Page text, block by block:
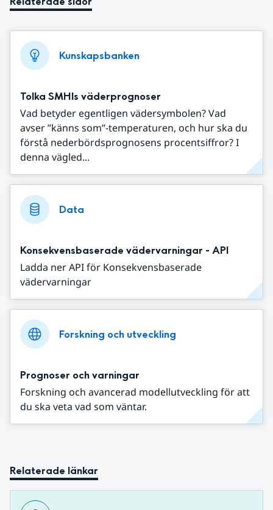
Kunskapsbanken
Tolka SMHIs väderprognoser
Vad betyder egentligen vädersymbolen? Vad
avser ”känns som”-temperaturen, och hur ska du
förstå nederbördsprognosens procentsiffror? I
denna vägled...
Data
Konsekvensbaserade vädervarningar - API
Ladda ner API för Konsekvensbaserade
vädervarningar
Forskning och utveckling
Prognoser och varningar
Forskning och avancerad modellutveckling för att
du ska veta vad som väntar.
Relaterade länkar